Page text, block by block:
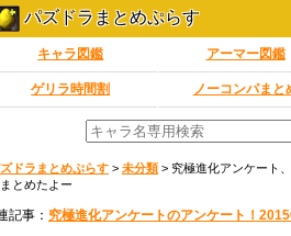
パズドラまとめぷらす
キャラ図鑑 アーマー図鑑
ゲリラ時間割 ノーコンパまと
ドラまとめぷらす > 未分類 > 究極進化アンケート
とめたよー
記事： 究極進化アンケートのアンケート！